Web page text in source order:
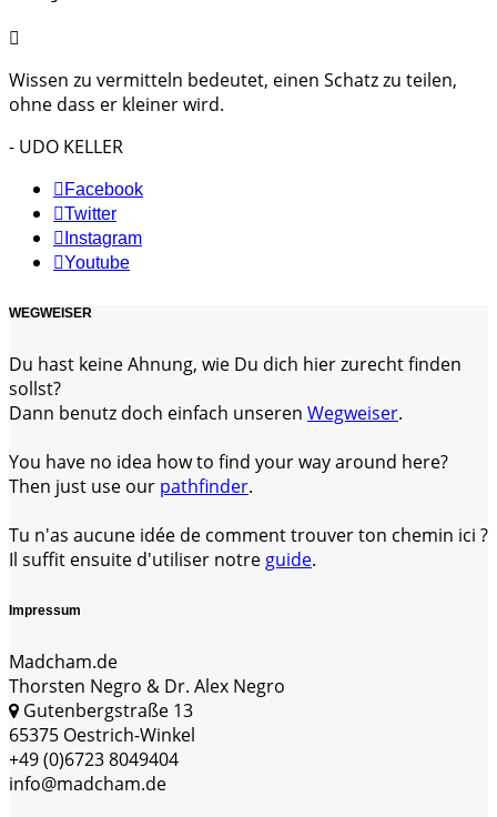
Wissen zu vermitteln bedeutet, einen Schatz zu teilen,
ohne dass er kleiner wird.
- UDO KELLER
Facebook
Twitter
Instagram
Youtube
WEGWEISER
Du hast keine Ahnung, wie Du dich hier zurecht finden
sollst?
Dann benutz doch einfach unseren Wegweiser.
You have no idea how to find your way around here?
Then just use our pathfinder.
Tu n'as aucune idée de comment trouver ton chemin ici ?
Il suffit ensuite d'utiliser notre guide.
Impressum
Madcham.de
Thorsten Negro & Dr. Alex Negro
Gutenbergstraße 13
65375 Oestrich-Winkel
+49 (0)6723 8049404
info@madcham.de